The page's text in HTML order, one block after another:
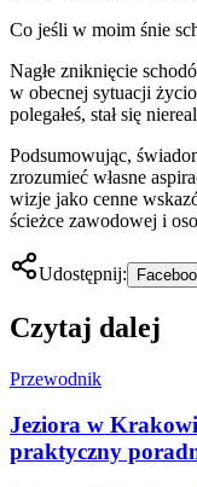
Co jeśli w moim śnie
Nagłe zniknięcie
w obecnej sytuacji
polegałeś, stał się
Podsumowując,
zrozumieć własne
wizje jako cenne
ścieżce zawodowej i
Udostępnij:
Czytaj dalej
Przewodnik
Jeziora w
praktyczny